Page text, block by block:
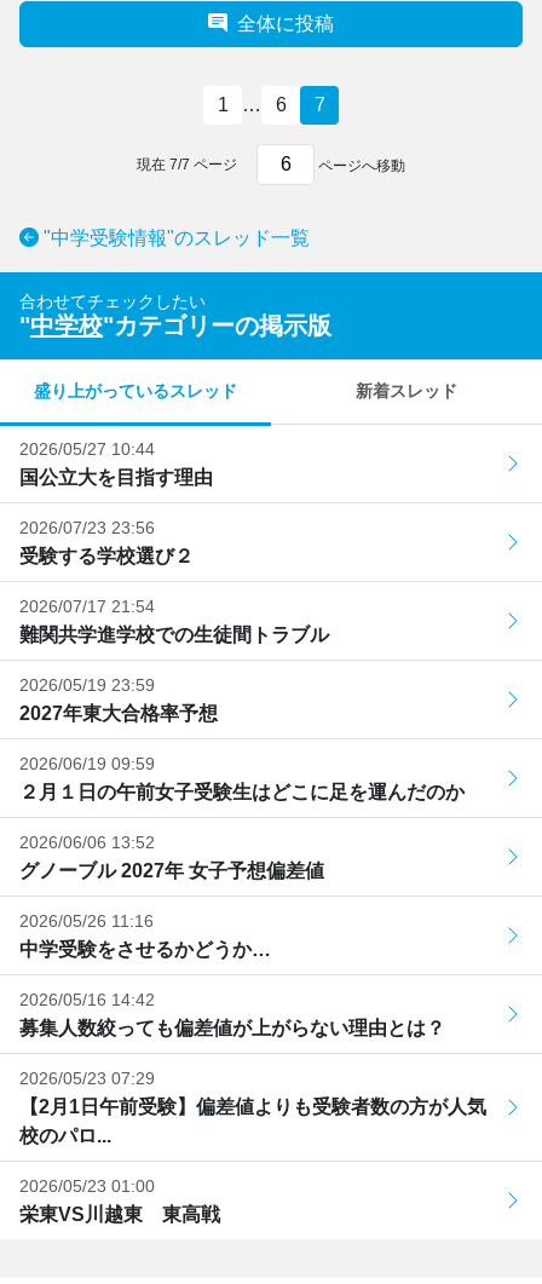
全体に投稿
1 … 6 7
現在 7/7 ページ ページへ移動
"中学受験情報"のスレッド一覧
合わせてチェックしたい
"中学校"カテゴリーの掲示版
盛り上がっているスレッド 新着スレッド
2026/05/27 10:44
国公立大を目指す理由
2026/07/23 23:56
受験する学校選び２
2026/07/17 21:54
難関共学進学校での生徒間トラブル
2026/05/19 23:59
2027年東大合格率予想
2026/06/19 09:59
２月１日の午前女子受験生はどこに足を運んだのか
2026/06/06 13:52
グノーブル 2027年 女子予想偏差値
2026/05/26 11:16
中学受験をさせるかどうか…
2026/05/16 14:42
募集人数絞っても偏差値が上がらない理由とは？
2026/05/23 07:29
【2月1日午前受験】偏差値よりも受験者数の方が人気
校のパロ...
2026/05/23 01:00
栄東VS川越東 東高戦